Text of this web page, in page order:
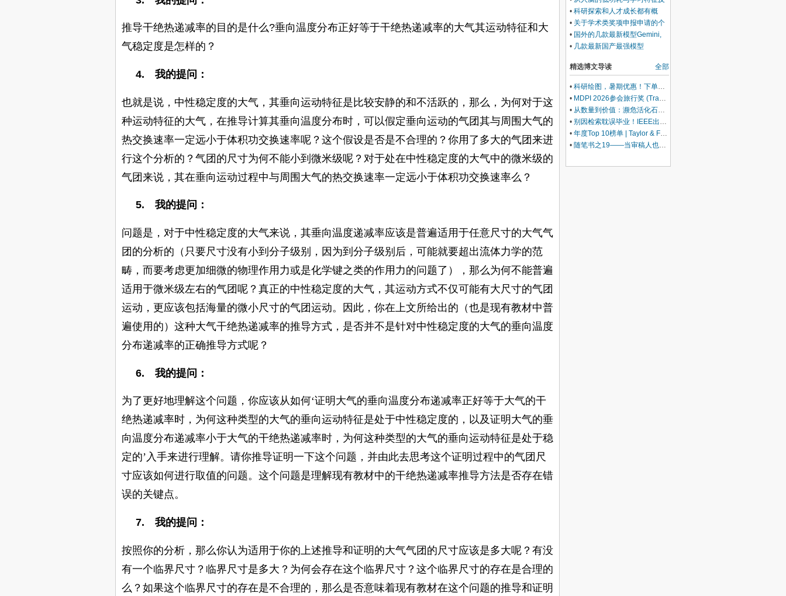
推导干绝热递减率的目的是什么?垂向温度分布正好等于干绝热递减率的大气其运动特征和大
气稳定度是怎样的？
4. 我的提问：
也就是说，中性稳定度的大气，其垂向运动特征是比较安静的和不活跃的，那么，为何对于这
种运动特征的大气，在推导计算其垂向温度分布时，可以假定垂向运动的气团其与周围大气的
热交换速率一定远小于体积功交换速率呢？这个假设是否是不合理的？你用了多大的气团来进
行这个分析的？气团的尺寸为何不能小到微米级呢？对于处在中性稳定度的大气中的微米级的
气团来说，其在垂向运动过程中与周围大气的热交换速率一定远小于体积功交换速率么？
5. 我的提问：
问题是，对于中性稳定度的大气来说，其垂向温度递减率应该是普遍适用于任意尺寸的大气气
团的分析的（只要尺寸没有小到分子级别，因为到分子级别后，可能就要超出流体力学的范
畴，而要考虑更加细微的物理作用力或是化学键之类的作用力的问题了），那么为何不能普遍
适用于微米级左右的气团呢？真正的中性稳定度的大气，其运动方式不仅可能有大尺寸的气团
运动，更应该包括海量的微小尺寸的气团运动。因此，你在上文所给出的（也是现有教材中普
遍使用的）这种大气干绝热递减率的推导方式，是否并不是针对中性稳定度的大气的垂向温度
分布递减率的正确推导方式呢？
6. 我的提问：
为了更好地理解这个问题，你应该从如何‘证明大气的垂向温度分布递减率正好等于大气的干
绝热递减率时，为何这种类型的大气的垂向运动特征是处于中性稳定度的，以及证明大气的垂
向温度分布递减率小于大气的干绝热递减率时，为何这种类型的大气的垂向运动特征是处于稳
定的’入手来进行理解。请你推导证明一下这个问题，并由此去思考这个证明过程中的气团尺
寸应该如何进行取值的问题。这个问题是理解现有教材中的干绝热递减率推导方法是否存在错
误的关键点。
7. 我的提问：
按照你的分析，那么你认为适用于你的上述推导和证明的大气气团的尺寸应该是多大呢？有没
有一个临界尺寸？临界尺寸是多大？为何会存在这个临界尺寸？这个临界尺寸的存在是合理的
么？如果这个临界尺寸的存在是不合理的，那么是否意味着现有教材在这个问题的推导和证明
观人工智能能耗巨大的两个可能
根源
• 科研探索和人才成长都有概
率，但人才评聘不应该靠概率
• 关于学术类奖项申报申请的个
人声明-兼论科研奖项申请制的
优缺点
• 国外的几款最新模型Gemini,
Claude等也均承认我的有关大
• 几款最新国产最强模型
有关大气稳定度推导的修正是正
确的
全部
精选博文导读
• 科研绘图，暑期优惠！下单立减500元
• MDPI 2026参会旅行奖 (Travel Award) 中国区获奖名单公布！
• 从数量到价值：濒危活化石ELF 理论重塑濒危物种保护优先级
• 别因检索耽误毕业！IEEE出版+EI快检索，8-9月会议合集征稿中
• 年度Top 10榜单 | Taylor & Francis科学与技术领域中国作者最受欢迎的热门文章榜单出炉！
• 随笔书之19——当审稿人也开始使用AI，同行评议还是“同行”评议吗？